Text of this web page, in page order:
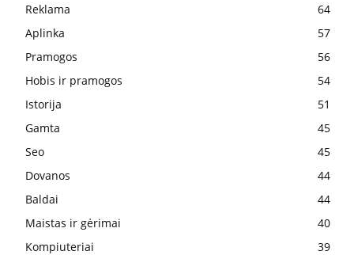
Reklama
64
Aplinka
57
Pramogos
56
Hobis ir pramogos
54
Istorija
51
Gamta
45
Seo
45
Dovanos
44
Baldai
44
Maistas ir gėrimai
40
Kompiuteriai
39